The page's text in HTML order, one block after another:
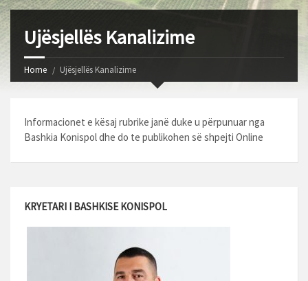
Ujësjellës Kanalizime
Home Ujësjellës Kanalizime
Informacionet e kësaj rubrike janë duke u përpunuar nga
Bashkia Konispol dhe do te publikohen së shpejti Online
KRYETARI I BASHKISE KONISPOL